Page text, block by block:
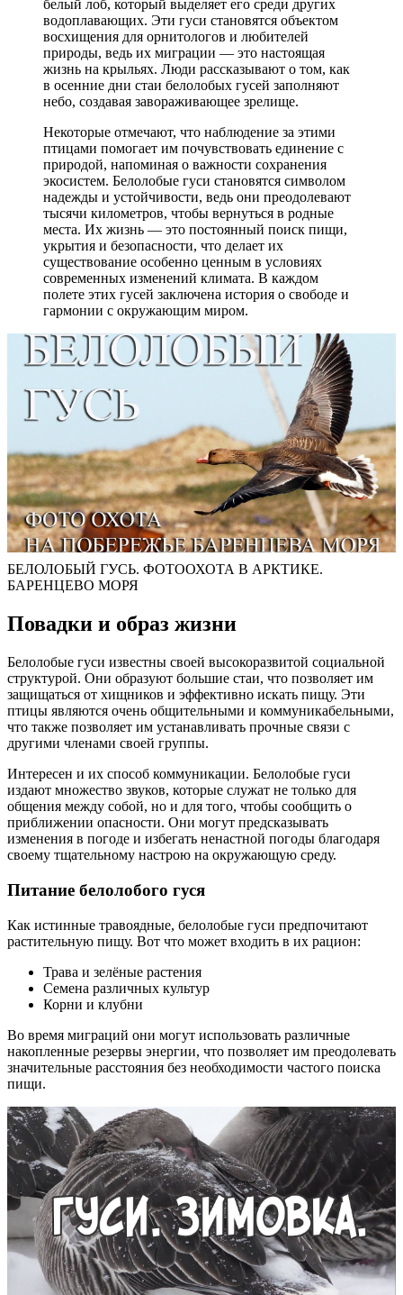
белый лоб, который выделяет его среди других
водоплавающих. Эти гуси становятся объектом
восхищения для орнитологов и любителей
природы, ведь их миграции — это настоящая
жизнь на крыльях. Люди рассказывают о том, как
в осенние дни стаи белолобых гусей заполняют
небо, создавая завораживающее зрелище.
Некоторые отмечают, что наблюдение за этими
птицами помогает им почувствовать единение с
природой, напоминая о важности сохранения
экосистем. Белолобые гуси становятся символом
надежды и устойчивости, ведь они преодолевают
тысячи километров, чтобы вернуться в родные
места. Их жизнь — это постоянный поиск пищи,
укрытия и безопасности, что делает их
существование особенно ценным в условиях
современных изменений климата. В каждом
полете этих гусей заключена история о свободе и
гармонии с окружающим миром.
БЕЛОЛОБЫЙ ГУСЬ. ФОТООХОТА В АРКТИКЕ.
БАРЕНЦЕВО МОРЯ
Повадки и образ жизни
Белолобые гуси известны своей высокоразвитой социальной
структурой. Они образуют большие стаи, что позволяет им
защищаться от хищников и эффективно искать пищу. Эти
птицы являются очень общительными и коммуникабельными,
что также позволяет им устанавливать прочные связи с
другими членами своей группы.
Интересен и их способ коммуникации. Белолобые гуси
издают множество звуков, которые служат не только для
общения между собой, но и для того, чтобы сообщить о
приближении опасности. Они могут предсказывать
изменения в погоде и избегать ненастной погоды благодаря
своему тщательному настрою на окружающую среду.
Питание белолобого гуся
Как истинные травоядные, белолобые гуси предпочитают
растительную пищу. Вот что может входить в их рацион:
Трава и зелёные растения
Семена различных культур
Корни и клубни
Во время миграций они могут использовать различные
накопленные резервы энергии, что позволяет им преодолевать
значительные расстояния без необходимости частого поиска
пищи.